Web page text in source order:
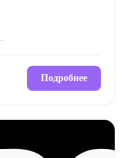
Подробнее